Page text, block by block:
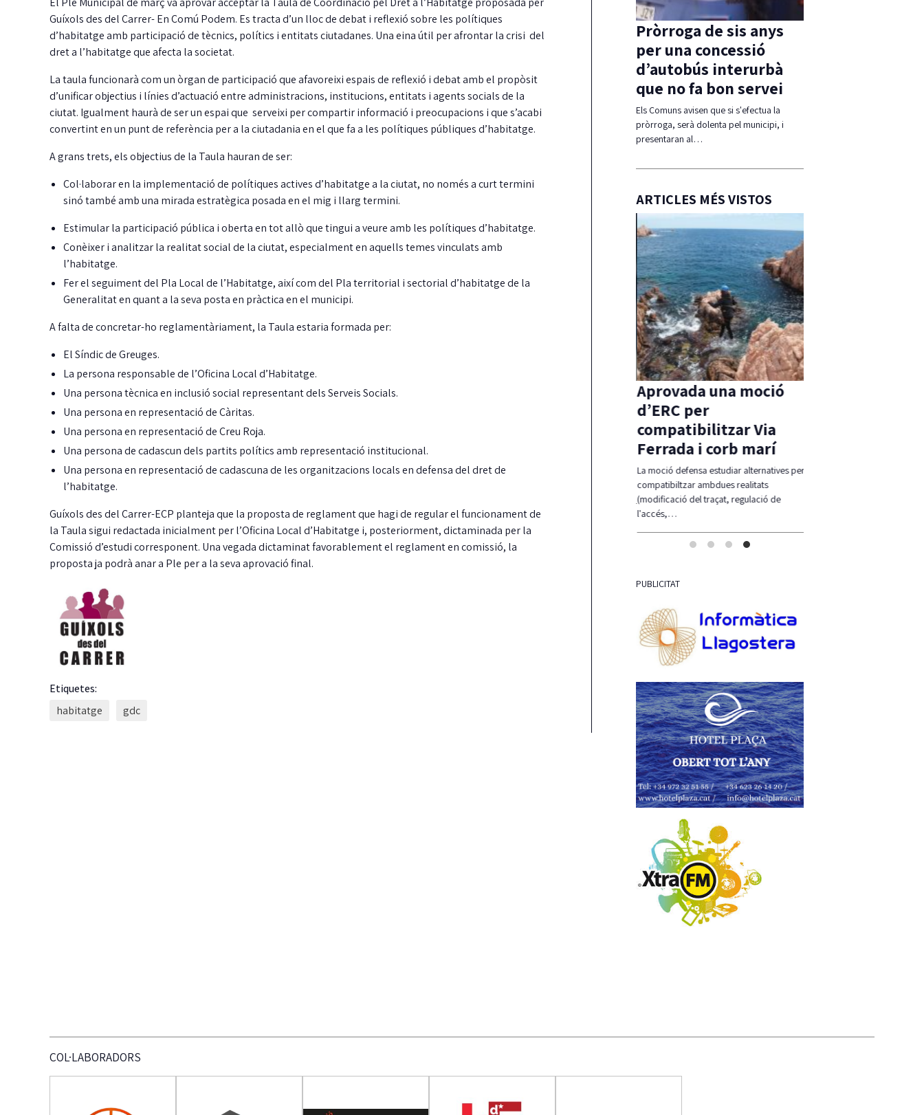
Guíxols des del Carrer- En Comú Podem. Es tracta d’un lloc de debat i reflexió sobre les polítiques
d’habitatge amb participació de tècnics, polítics i entitats ciutadanes. Una eina útil per afrontar la crisi del
dret a l’habitatge que afecta la societat.
La taula funcionarà com un òrgan de participació que afavoreixi espais de reflexió i debat amb el propòsit
d’unificar objectius i línies d’actuació entre administracions, institucions, entitats i agents socials de la
ciutat. Igualment haurà de ser un espai que serveixi per compartir informació i preocupacions i que s’acabi
convertint en un punt de referència per a la ciutadania en el que fa a les polítiques públiques d’habitatge.
A grans trets, els objectius de la Taula hauran de ser:
Col·laborar en la implementació de polítiques actives d’habitatge a la ciutat, no només a curt termini
sinó també amb una mirada estratègica posada en el mig i llarg termini.
Estimular la participació pública i oberta en tot allò que tingui a veure amb les polítiques d’habitatge.
Conèixer i analitzar la realitat social de la ciutat, especialment en aquells temes vinculats amb
l’habitatge.
Fer el seguiment del Pla Local de l’Habitatge, així com del Pla territorial i sectorial d’habitatge de la
Generalitat en quant a la seva posta en pràctica en el municipi.
A falta de concretar-ho reglamentàriament, la Taula estaria formada per:
El Síndic de Greuges.
La persona responsable de l’Oficina Local d’Habitatge.
Una persona tècnica en inclusió social representant dels Serveis Socials.
Una persona en representació de Càritas.
Una persona en representació de Creu Roja.
Una persona de cadascun dels partits polítics amb representació institucional.
Una persona en representació de cadascuna de les organitzacions locals en defensa del dret de
l’habitatge.
Guíxols des del Carrer-ECP planteja que la proposta de reglament que hagi de regular el funcionament de
la Taula sigui redactada inicialment per l’Oficina Local d’Habitatge i, posteriorment, dictaminada per la
Comissió d’estudi corresponent. Una vegada dictaminat favorablement el reglament en comissió, la
proposta ja podrà anar a Ple per a la seva aprovació final.
Etiquetes:
habitatge
gdc
Pròrroga de sis anys
per una concessió
d’autobús interurbà
que no fa bon servei
Els Comuns avisen que si s'efectua la
pròrroga, serà dolenta pel municipi, i
presentaran al…
ARTICLES MÉS VISTOS
La Taula de
coordinació local pel
dret a l’habitatge ja té
reglament aprovat
Guíxols des del Carrer aplaudeix que, per
Carrión reclama més
contracte de neteja
Junts ha reclamat al Ple una actuació moltEls Mossos i les Policies Locals de Castell-
Aprovada una moció
d’ERC per
compatibilitzar Via
Ferrada i corb marí
La moció defensa estudiar alternatives per
compatibiltzar ambdues realitats
(modificació del traçat, regulació de
l'accés,…
PUBLICITAT
COL·LABORADORS